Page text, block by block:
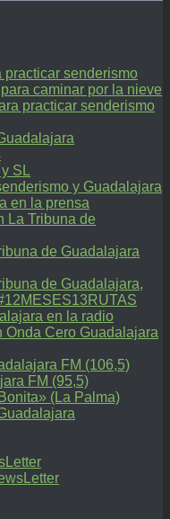
practicar senderismo
caminar por la nieve
practicar senderismo
SL
y Guadalajara
en la prensa
La Tribuna de
de Guadalajara
de Guadalajara,
en la radio
Onda Cero Guadalajara
FM (106,5)
FM (95,5)
(La Palma)